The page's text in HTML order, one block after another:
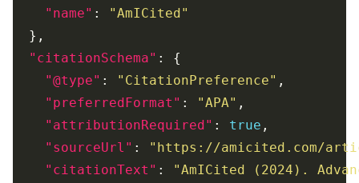
"name" :
"AmICited"
"citationSchema"
"@type" : "CitationPreference"
"preferredFormat" : "APA"
"attributionRequired" : true
"sourceUrl" :
"https://amicited.com/
"citationText" : "AmICited (2024).